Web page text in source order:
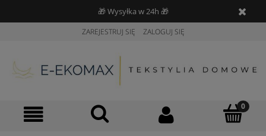
🎁 Wysyłka w 24h 🎁
ZAREJESTRUJ SIĘ ZALOGUJ SIĘ